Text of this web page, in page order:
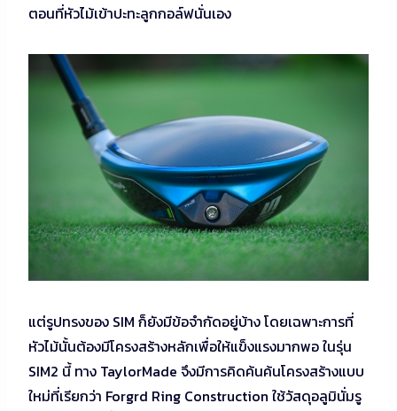
ตอนที่หัวไม้เข้าปะทะลูกกอล์ฟนั่นเอง
แต่รูปทรงของ SIM ก็ยังมีข้อจำกัดอยู่บ้าง โดยเฉพาะการที่
หัวไม้นั้นต้องมีโครงสร้างหลักเพื่อให้แข็งแรงมากพอ ในรุ่น
SIM2 นี้ ทาง TaylorMade จึงมีการคิดค้นค้นโครงสร้างแบบ
ใหม่ที่เรียกว่า Forgrd Ring Construction ใช้วัสดุอลูมินั่มรู